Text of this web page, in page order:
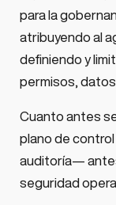
para la
atribuyendo al
definiendo y
permisos, datos
Cuanto antes
plano de
auditoría—
seguridad